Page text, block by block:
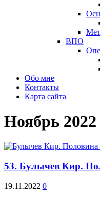
ВПО
Обо мне
Контакты
Карта сайта
Ноябрь 2022
53. Булычев Кир.
19.11.2022 0